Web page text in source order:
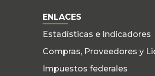
ENLACES
Estadísticas e Indicadores
Compras, Proveedores y
Impuestos federales